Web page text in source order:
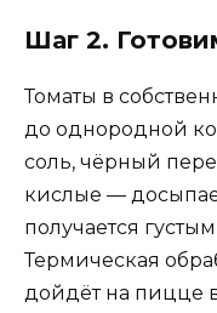
Шаг 2.
Томаты в
до однородной
соль, чёрный
кислые —
получается
Термическая
дойдёт на пицце